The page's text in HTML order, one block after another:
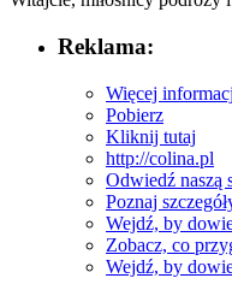
Reklama:
Więcej
Pobierz
Kliknij tutaj
http://colina.pl
Odwiedź naszą
Poznaj
Wejdź, by
Zobacz, co
Wejdź, by